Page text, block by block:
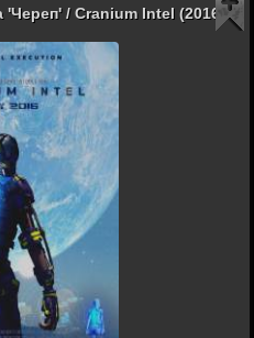
/ Cranium Intel (2016)